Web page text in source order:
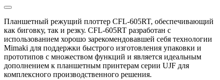
Планшетный режущий плоттер CFL-605RT, обеспечивающий
как биговку, так и резку. CFL-605RT разработан с
использованием хорошо зарекомендовавшей себя технологии
Mimaki для поддержки быстрого изготовления упаковки и
прототипов с множеством функций и является идеальным
дополнением к планшетным принтерам серии UJF для
комплексного производственного решения.